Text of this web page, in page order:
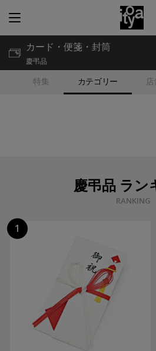
特集 カテゴリー
カード・便箋・封筒
慶弔品
慶弔品 ラン
RANKING